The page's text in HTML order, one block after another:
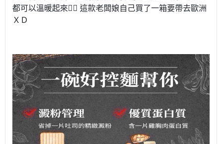
都可以溫暖起來🙂‍↕️ 這款老闆娘自己買了一箱要帶去歐洲
ＸＤ